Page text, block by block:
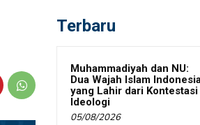
Terbaru
Muhammadiyah dan NU:
Dua Wajah Islam
yang Lahir dari Kontestasi
Ideologi
05/08/2026